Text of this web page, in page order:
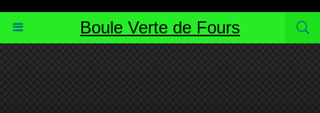
Boule Verte de Fours